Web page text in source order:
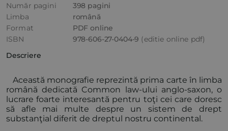
Număr pagini
398 pagini
Limba
română
Format
PDF online
ISBN
978-606-27-0404-9 (editie online pdf)
Descriere
Această monografie reprezintă prima carte în limba
română dedicată Common law-ului anglo-saxon, o
lucrare foarte interesantă pentru toţi cei care doresc
să afle mai multe despre un sistem de drept
substanţial diferit de dreptul nostru continental.